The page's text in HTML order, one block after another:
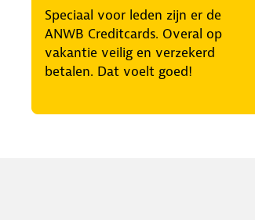
Speciaal voor leden zijn er de
ANWB Creditcards. Overal op
vakantie veilig en verzekerd
betalen. Dat voelt goed!